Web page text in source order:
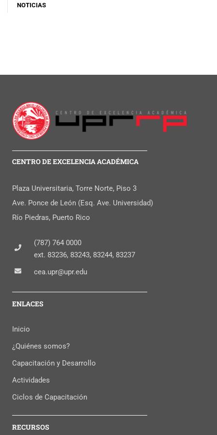
NOTICIAS
CENTRO DE EXCELENCIA ACADÉMICA
Plaza Universitaria, Torre Norte, Piso 3
Ave. Ponce de León (Esq. Ave. Universidad)
Río Piedras, Puerto Rico
(787) 764 0000
ext. 83236, 83243, 83244, 83237
cea.upr@upr.edu
ENLACES
Inicio
¿Quiénes somos?
Capacitación y Desarrollo
Actividades
Ciclos de Capacitación
RECURSOS